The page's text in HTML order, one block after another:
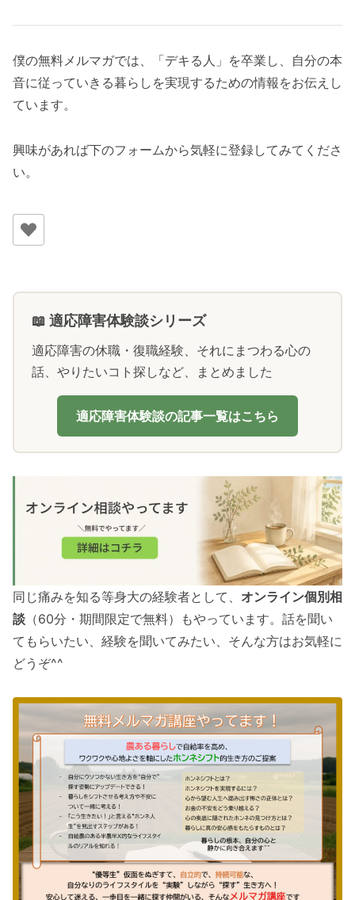
僕の無料メルマガでは、「デキる人」を卒業し、自分の本
音に従っていきる暮らしを実現するための情報をお伝えし
ています。
興味があれば下のフォームから気軽に登録してみてくださ
い。
📖 適応障害体験談シリーズ
適応障害の休職・復職経験、それにまつわる心の
話、やりたいコト探しなど、まとめました
適応障害体験談の記事一覧はこちら
同じ痛みを知る等身大の経験者として、 オンライン個別相
談 （60分・期間限定で無料）もやっています。話を聞い
てもらいたい、経験を聞いてみたい、そんな方はお気軽に
どうぞ^^